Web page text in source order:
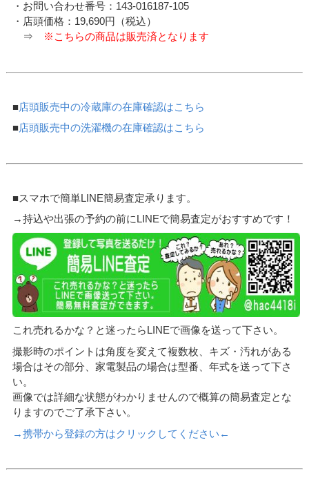
・お問い合わせ番号：143-016187-105
・店頭価格：19,690円（税込）
⇒
※こちらの商品は販売済となります
■店頭販売中の冷蔵庫の在庫確認はこちら
■店頭販売中の洗濯機の在庫確認はこちら
■スマホで簡単LINE簡易査定承ります。
→持込や出張の予約の前にLINEで簡易査定がおすすめです！
これ売れるかな？と迷ったらLINEで画像を送って下さい。
撮影時のポイントは角度を変えて複数枚、キズ・汚れがある
場合はその部分、家電製品の場合は型番、年式を送って下さ
い。
画像では詳細な状態がわかりませんので概算の簡易査定とな
りますのでご了承下さい。
→携帯から登録の方はクリックしてください←